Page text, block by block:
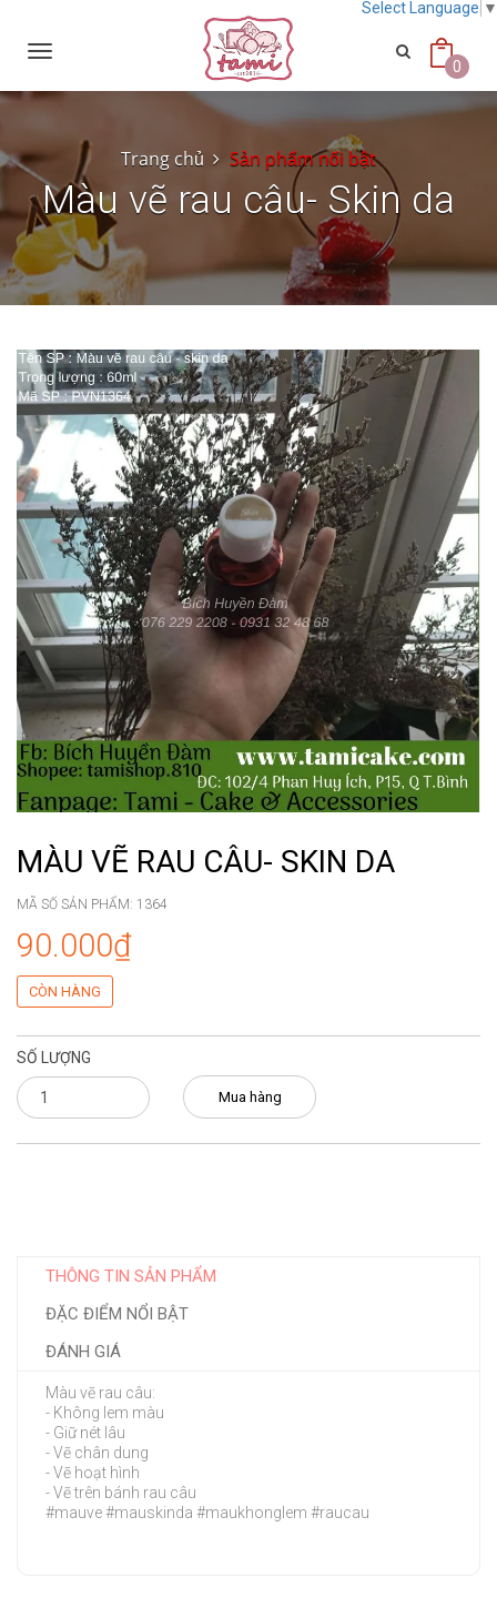
Select Language ▼
0
Toggle
Trang chủ Sản phẩm nổi bật
Màu vẽ rau câu- Skin da
MÀU VẼ RAU CÂU- SKIN DA
MÃ SỐ SẢN PHẨM: 1364
90.000₫
CÒN HÀNG
SỐ LƯỢNG
Mua hàng
THÔNG TIN SẢN PHẨM
ĐẶC ĐIỂM NỔI BẬT
ĐÁNH GIÁ
Màu vẽ rau câu:
- Không lem màu
- Giữ nét lâu
- Vẽ chân dung
- Vẽ hoạt hình
- Vẽ trên bánh rau câu
#mauve #mauskinda #maukhonglem #raucau